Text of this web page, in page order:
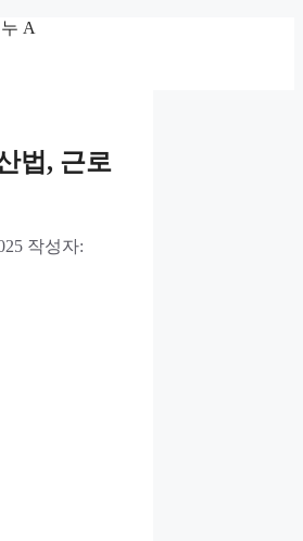
A
법, 근로
작성자: